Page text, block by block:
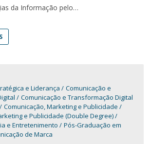
da Informação pelo
e Liderança
Comunicação e
Comunicação e Transformação Digital
Comunicação, Marketing e Publicidade
e Publicidade (Double Degree)
e Entretenimento
Pós-Graduação em
de Marca